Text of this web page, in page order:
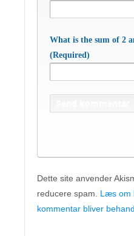
What is the sum of 2
(Required)
Dette site anvender
reducere spam. Læs om
kommentar bliver
APC
ApS• Sundkrogen
Tlf:74 48 50 05•